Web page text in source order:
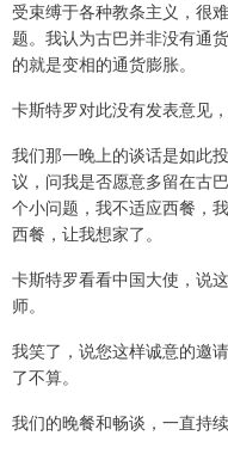
受束缚于各种教条主义，很
题。我认为古巴并非没有通
的就是变相的通货膨胀。
卡斯特罗对此没有发表意见，
我们那一晚上的谈话是如此
议，问我是否愿意多留在古
个小问题，我不适应西餐，
西餐，让我想家了。
卡斯特罗看看中国大使，说
师。
我笑了，说您这样诚意的邀
了不算。
我们的晚餐和畅谈，一直持